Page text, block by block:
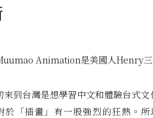
Animation是美國人Henry三
來到台灣是想學習中文和體驗台式
於「插畫」有一股強烈的狂熱。